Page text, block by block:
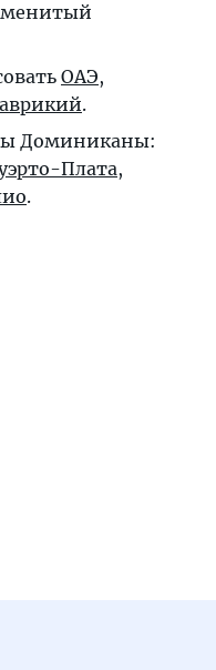
ОАЭ,
.
Доминиканы:
Плата,
.